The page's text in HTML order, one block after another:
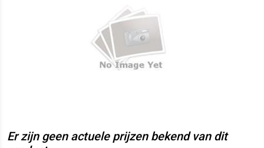
Er zijn geen actuele prijzen bekend van dit